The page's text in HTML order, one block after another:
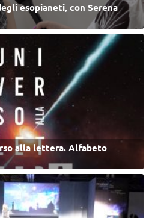
esopianeti, con Serena
alla lettera. Alfabeto